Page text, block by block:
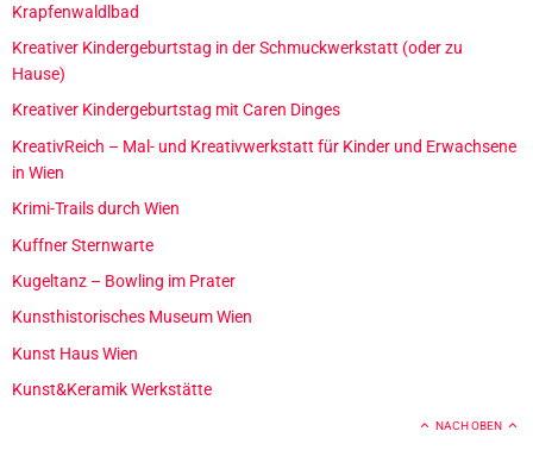
Krapfenwaldlbad
Kreativer Kindergeburtstag in der Schmuckwerkstatt (oder zu
Hause)
Kreativer Kindergeburtstag mit Caren Dinges
KreativReich – Mal- und Kreativwerkstatt für Kinder und Erwachsene
in Wien
Krimi-Trails durch Wien
Kuffner Sternwarte
Kugeltanz – Bowling im Prater
Kunsthistorisches Museum Wien
Kunst Haus Wien
Kunst&Keramik Werkstätte
NACH OBEN